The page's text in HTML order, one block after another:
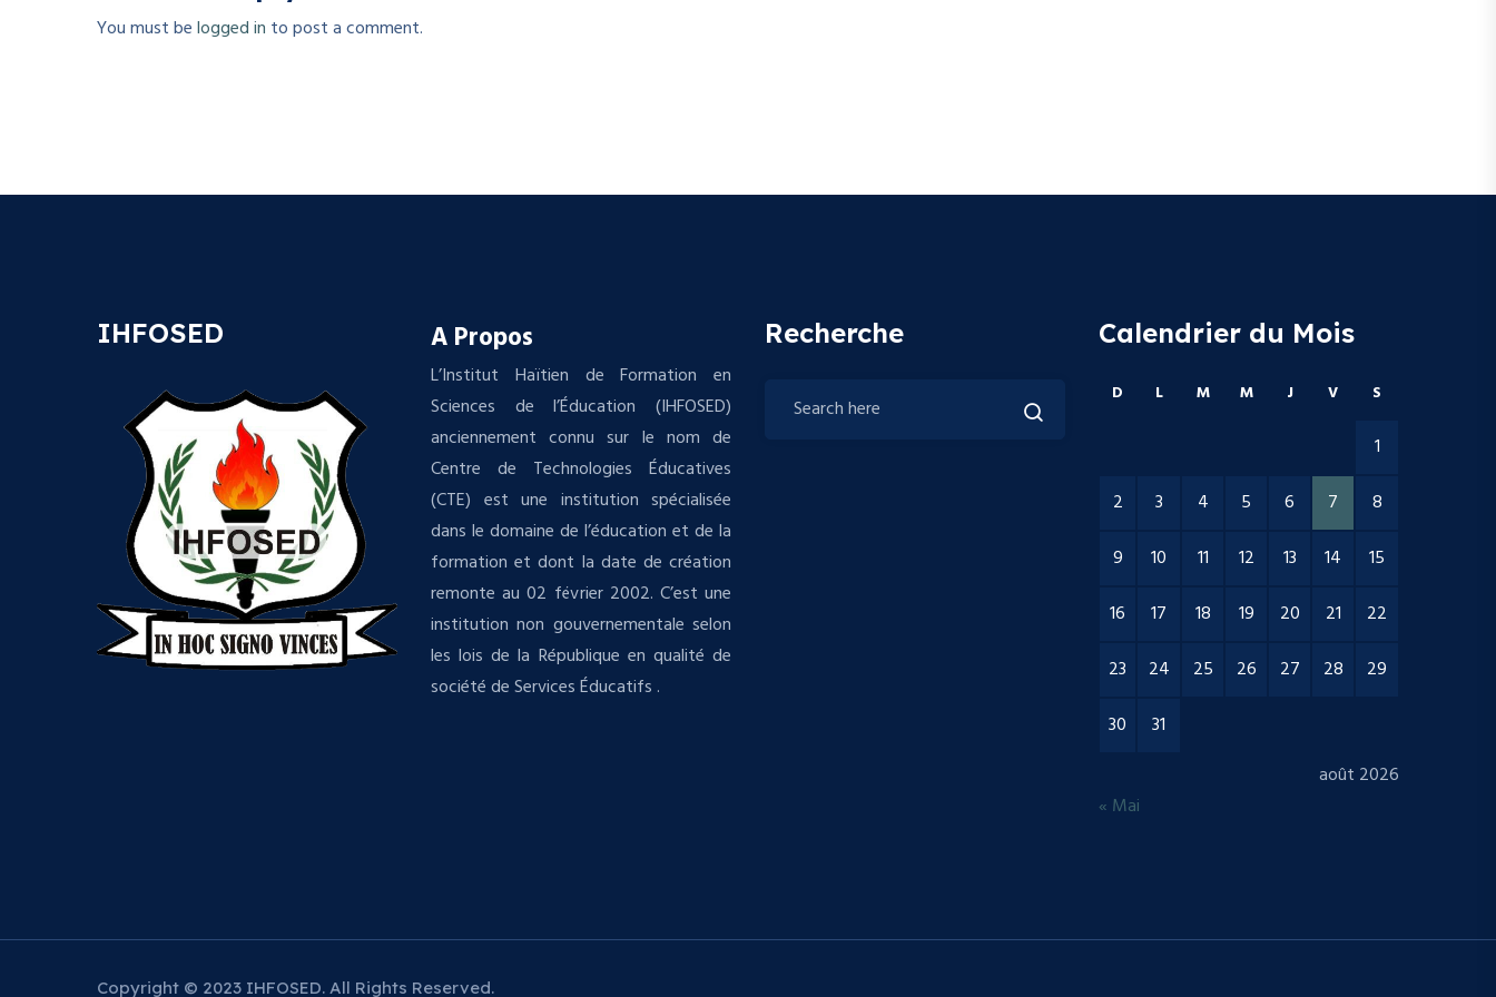
You must belogged in to post a comment.
IHFOSED A Propos
L’Institut Haïtien de Formation en
Sciences de l’Éducation (IHFOSED)
anciennement connu sur le nom de
Centre de Technologies Éducatives
(CTE) est une institution spécialisée
dans le domaine de l’éducation et de la
formation et dont la date de création
remonte au 02 février 2002. C’est une
institution non gouvernementale selon
les lois de la République en qualité de
société de Services Éducatifs .
Recherche Calendrier du Mois
août 2026
D L M M J V S
1
2
3 4 5 6 7
8
9
10 11 12 13 14
15
16
17 18 19 20 21
22
23
24 25 26 27 28
29
30
31
« Mai
Copyright © 2023 IHFOSED. All Rights Reserved.